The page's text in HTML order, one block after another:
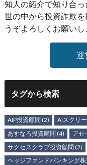
知人の紹介で知り合っ
世の中から投資詐欺
うぞよろしくお願いし
運
タグから検索
AIP投資顧問 (2) AIスクリ
あすなろ投資顧問 (4) アセ
サクセスクラブ投資顧問 (2)
ヘッジファンドバンキング